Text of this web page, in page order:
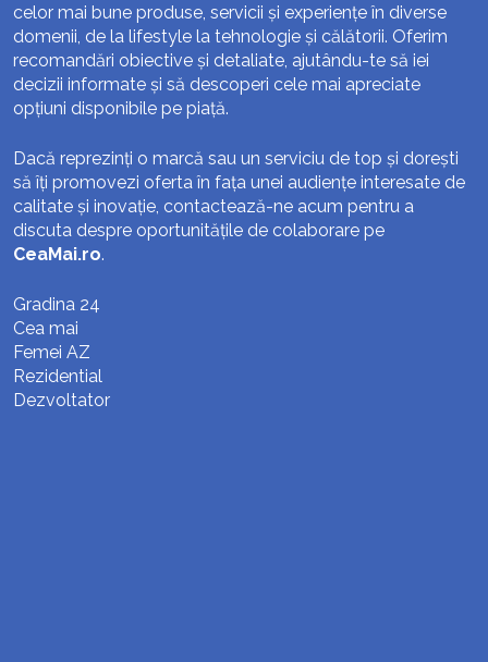
celor mai bune produse, servicii și experiențe în diverse
domenii, de la lifestyle la tehnologie și călătorii. Oferim
recomandări obiective și detaliate, ajutându-te să iei
decizii informate și să descoperi cele mai apreciate
opțiuni disponibile pe piață.
Dacă reprezinți o marcă sau un serviciu de top și dorești
să îți promovezi oferta în fața unei audiențe interesate de
calitate și inovație, contactează-ne acum pentru a
discuta despre oportunitățile de colaborare pe
CeaMai.ro.
Gradina 24
Cea mai
Femei AZ
Rezidential
Dezvoltator